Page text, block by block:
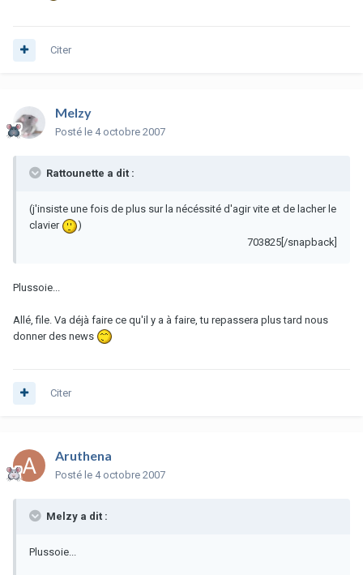
Citer
Melzy
Posté le 4 octobre 2007
Rattounette a dit :
(j'insiste une fois de plus sur la nécéssité d'agir vite et de lacher le
clavier
)
703825[/snapback]
Plussoie...
Allé, file. Va déjà faire ce qu'il y a à faire, tu repassera plus tard nous
donner des news
Citer
Aruthena
Posté le 4 octobre 2007
Melzy a dit :
Plussoie...